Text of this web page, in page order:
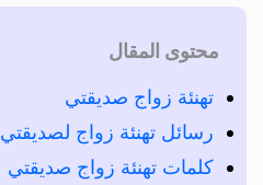
محتوى المقال
تهنئة زواج صديقتي
رسائل تهنئة زواج لصديقتي
كلمات تهنئة زواج صديقتي